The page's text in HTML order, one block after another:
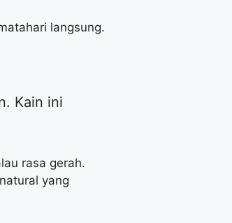
langsung.
Kain ini
rasa gerah.
yang